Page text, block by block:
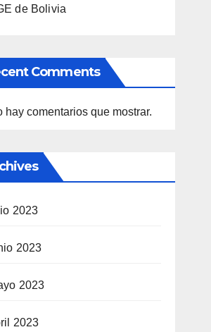
de Bolivia
Comments
hay comentarios que mostrar.
2023
2023
2023
2023